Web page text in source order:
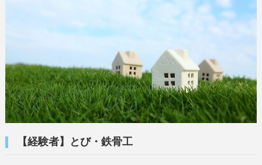
【経験者】とび・鉄骨工